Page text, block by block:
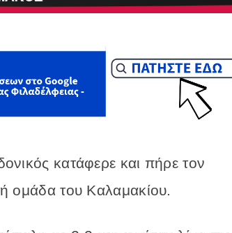
κατάφερε και πήρε τον
ομάδα του Καλαμακίου.